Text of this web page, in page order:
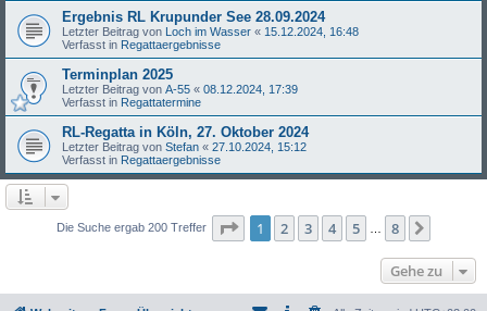
Ergebnis RL Krupunder See 28.09.2024
Letzter Beitrag von Loch im Wasser « 15.12.2024, 16:48
Verfasst in Regattaergebnisse
Terminplan 2025
Letzter Beitrag von A-55 « 08.12.2024, 17:39
Verfasst in Regattatermine
RL-Regatta in Köln, 27. Oktober 2024
Letzter Beitrag von Stefan « 27.10.2024, 15:12
Verfasst in Regattaergebnisse
Die Suche ergab 200 Treffer Seite 1von
1 2 3 4 5 8
Gehe zu